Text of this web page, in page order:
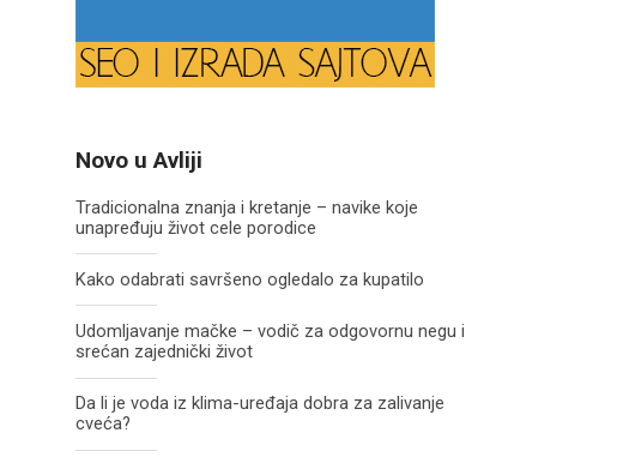
Novo u Avliji
Tradicionalna znanja i kretanje – navike koje
unapređuju život cele porodice
Kako odabrati savršeno ogledalo za kupatilo
Udomljavanje mačke – vodič za odgovornu negu i
srećan zajednički život
Da li je voda iz klima-uređaja dobra za zalivanje
cveća?